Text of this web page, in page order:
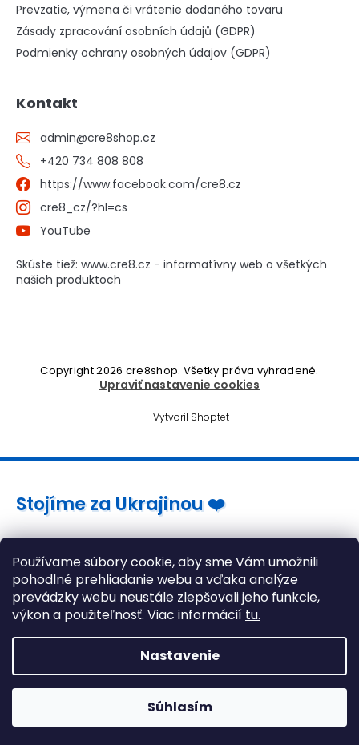
Používame súbory cookie, aby sme Vám umožnili
pohodlné prehliadanie webu a vďaka analýze
prevádzky webu neustále zlepšovali jeho funkcie,
výkon a použiteľnosť. Viac informácií tu.
Nastavenie
Súhlasím
Prevzatie, výmena či vrátenie dodaného tovaru
Zásady zpracování osobních údajů (GDPR)
Podmienky ochrany osobných údajov (GDPR)
Kontakt
admin@cre8shop.cz
+420 734 808 808
https://www.facebook.com/cre8.cz
cre8_cz/?hl=cs
YouTube
Skúste tiež: www.cre8.cz - informatívny web o všetkých
našich produktoch
Vytvoril Shoptet
Copyright 2026 cre8shop. Všetky práva vyhradené.
Upraviť nastavenie cookies
Stojíme za Ukrajinou ❤️
Ako a čím pomôcť »